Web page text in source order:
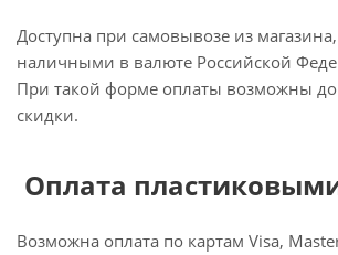
Доступна при самовывозе из
наличными в валюте Российской
При такой форме оплаты возможны
скидки.
Оплата
Возможна оплата по картам Visa,